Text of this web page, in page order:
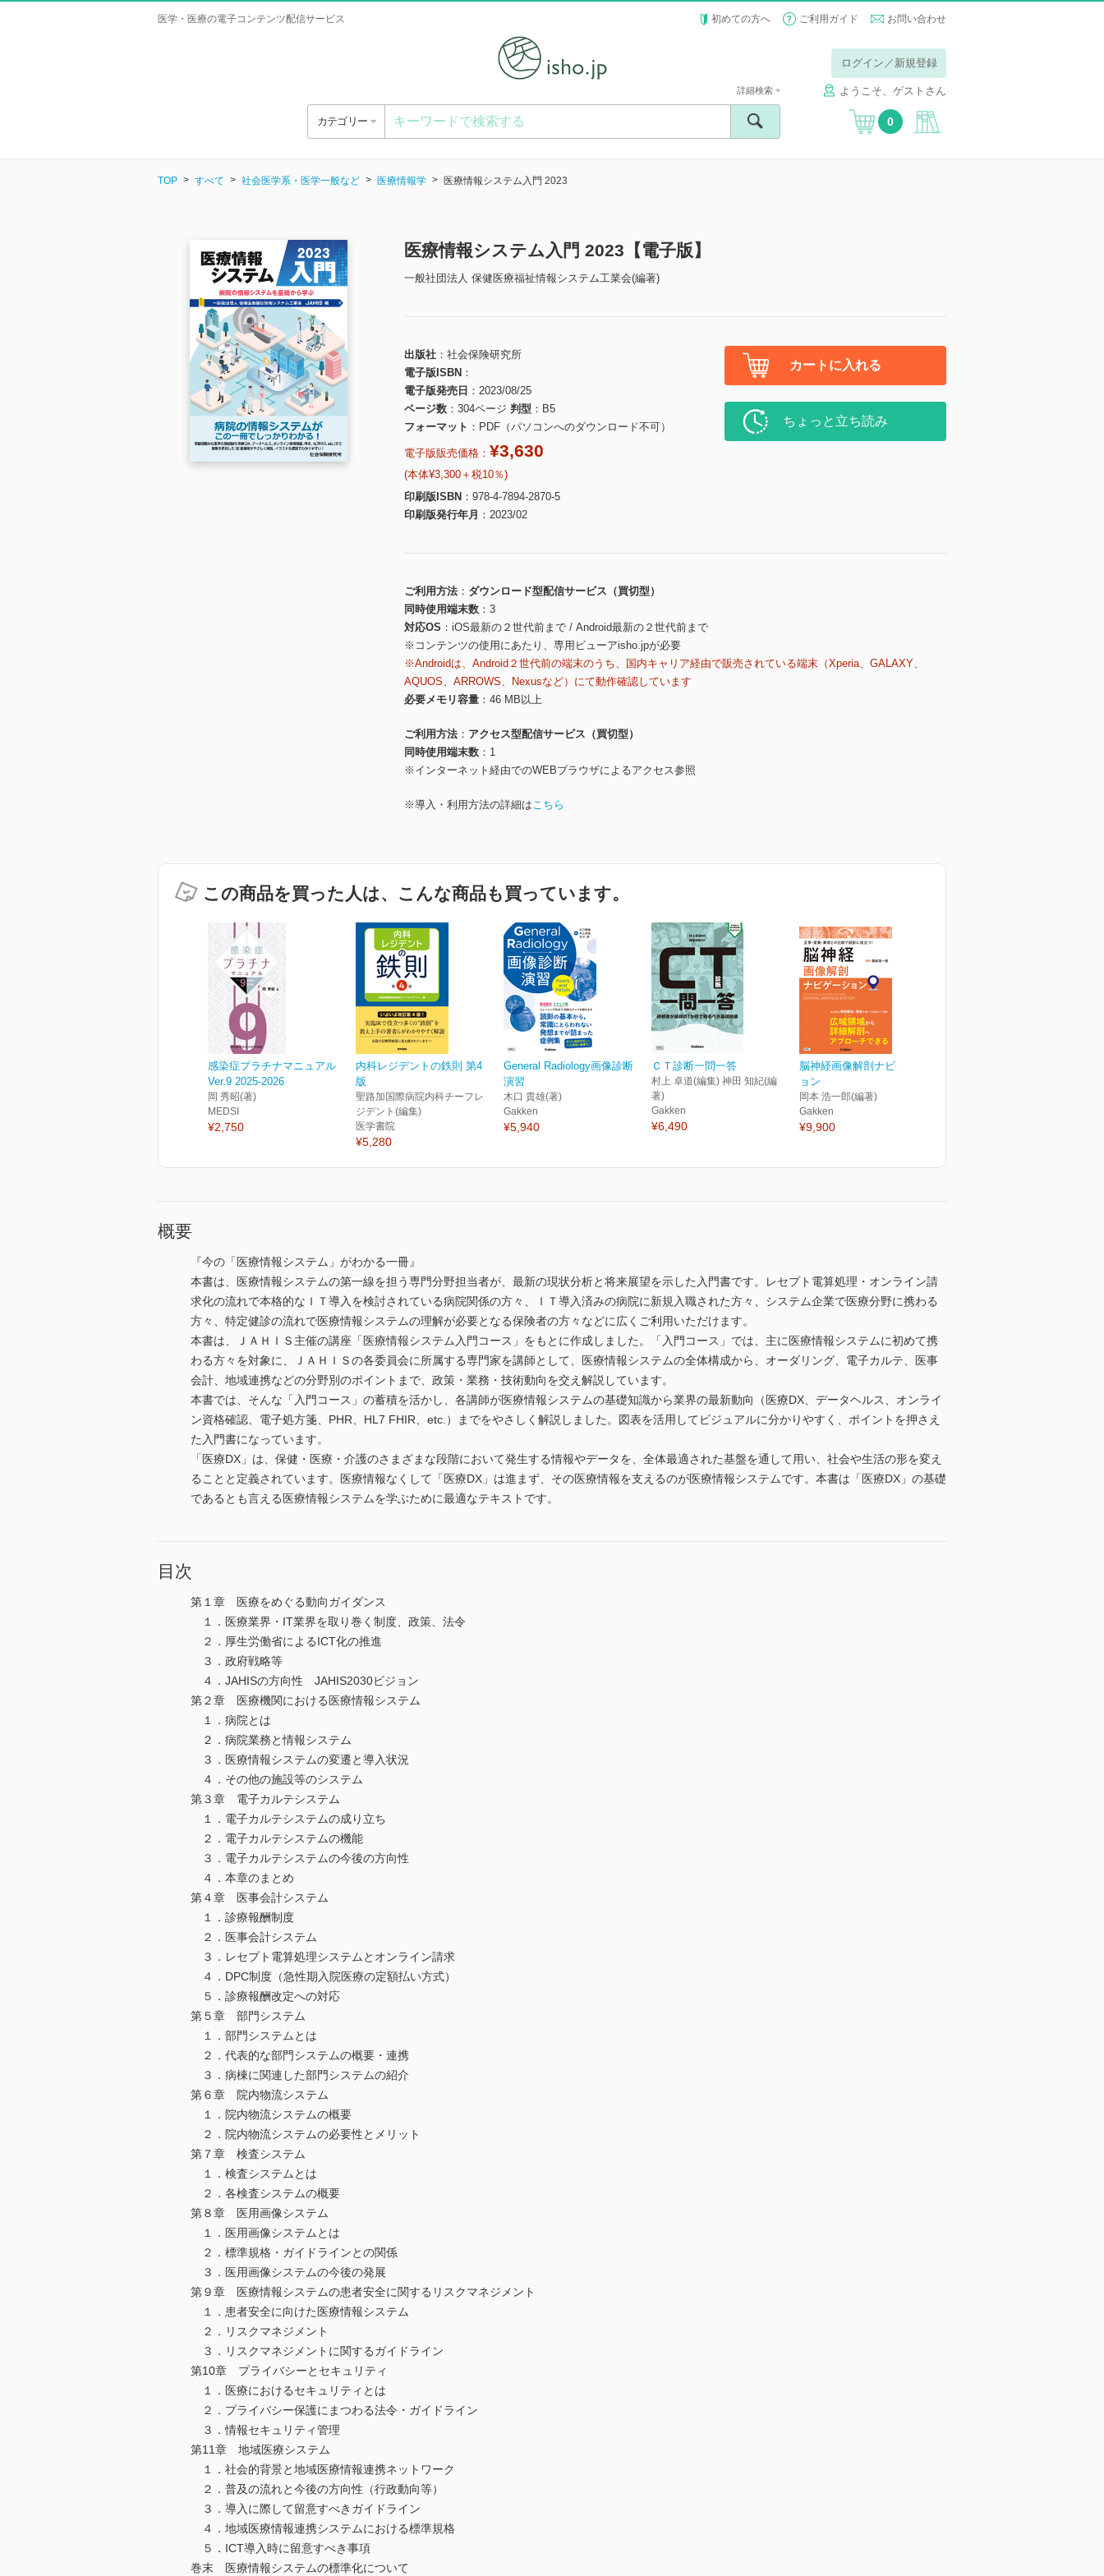
医学・医療の電子コンテンツ配信サービス 初めての方へ ご利用ガイド お問い合わせ
ログイン／新規登録
ようこそ、ゲストさん
カテゴリー
詳細検索
0
TOP すべて 社会医学系・医学一般など 医療情報学 医療情報システム入門 2023
医療情報システム入門 2023【電子版】
一般社団法人 保健医療福祉情報システム工業会(編著)
出版社
社会保険研究所
電子版ISBN
電子版発売日
2023/08/25
ページ数
304ページ 判型
B5
フォーマット
PDF（パソコンへのダウンロード不可）
電子版販売価格： ¥3,630
(本体¥3,300＋税10％)
印刷版ISBN
978-4-7894-2870-5
印刷版発行年月
2023/02
カートに入れる
ちょっと立ち読み
ご利用方法
ダウンロード型配信サービス（買切型）
同時使用端末数
3
対応OS
iOS最新の２世代前まで / Android最新の２世代前まで
※コンテンツの使用にあたり、専用ビューアisho.jpが必要
※Androidは、Android２世代前の端末のうち、国内キャリア経由で販売されている端末（Xperia、GALAXY、
AQUOS、ARROWS、Nexusなど）にて動作確認しています
必要メモリ容量
46 MB以上
ご利用方法
アクセス型配信サービス（買切型）
同時使用端末数
1
※インターネット経由でのWEBブラウザによるアクセス参照
※導入・利用方法の詳細はこちら
この商品を買った人は、こんな商品も買っています。
感染症プラチナマニュアル
Ver.9 2025-2026
岡 秀昭(著)
MEDSI
¥2,750
内科レジデントの鉄則 第4
版
聖路加国際病院内科チーフレ
ジデント(編集)
医学書院
¥5,280
General Radiology画像診断
演習
木口 貴雄(著)
Gakken
¥5,940
ＣＴ診断一問一答
村上 卓道(編集) 神田 知紀(編
著)
Gakken
¥6,490
脳神経画像解剖ナビゲーシ
ョン
岡本 浩一郎(編著)
Gakken
¥9,900
概要
『今の「医療情報システム」がわかる一冊』
本書は、医療情報システムの第一線を担う専門分野担当者が、最新の現状分析と将来展望を示した入門書です。レセプト電算処理・オンライン請
求化の流れで本格的なＩＴ導入を検討されている病院関係の方々、ＩＴ導入済みの病院に新規入職された方々、システム企業で医療分野に携わる
方々、特定健診の流れで医療情報システムの理解が必要となる保険者の方々などに広くご利用いただけます。
本書は、ＪＡＨＩＳ主催の講座「医療情報システム入門コース」をもとに作成しました。「入門コース」では、主に医療情報システムに初めて携
わる方々を対象に、ＪＡＨＩＳの各委員会に所属する専門家を講師として、医療情報システムの全体構成から、オーダリング、電子カルテ、医事
会計、地域連携などの分野別のポイントまで、政策・業務・技術動向を交え解説しています。
本書では、そんな「入門コース」の蓄積を活かし、各講師が医療情報システムの基礎知識から業界の最新動向（医療DX、データヘルス、オンライ
ン資格確認、電子処方箋、PHR、HL7 FHIR、etc.）までをやさしく解説しました。図表を活用してビジュアルに分かりやすく、ポイントを押さえ
た入門書になっています。
「医療DX」は、保健・医療・介護のさまざまな段階において発生する情報やデータを、全体最適された基盤を通して用い、社会や生活の形を変え
ることと定義されています。医療情報なくして「医療DX」は進まず、その医療情報を支えるのが医療情報システムです。本書は「医療DX」の基礎
であるとも言える医療情報システムを学ぶために最適なテキストです。
目次
第１章 医療をめぐる動向ガイダンス
１．医療業界・IT業界を取り巻く制度、政策、法令
２．厚生労働省によるICT化の推進
３．政府戦略等
４．JAHISの方向性 JAHIS2030ビジョン
第２章 医療機関における医療情報システム
１．病院とは
２．病院業務と情報システム
３．医療情報システムの変遷と導入状況
４．その他の施設等のシステム
第３章 電子カルテシステム
１．電子カルテシステムの成り立ち
２．電子カルテシステムの機能
３．電子カルテシステムの今後の方向性
４．本章のまとめ
第４章 医事会計システム
１．診療報酬制度
２．医事会計システム
３．レセプト電算処理システムとオンライン請求
４．DPC制度（急性期入院医療の定額払い方式）
５．診療報酬改定への対応
第５章 部門システム
１．部門システムとは
２．代表的な部門システムの概要・連携
３．病棟に関連した部門システムの紹介
第６章 院内物流システム
１．院内物流システムの概要
２．院内物流システムの必要性とメリット
第７章 検査システム
１．検査システムとは
２．各検査システムの概要
第８章 医用画像システム
１．医用画像システムとは
２．標準規格・ガイドラインとの関係
３．医用画像システムの今後の発展
第９章 医療情報システムの患者安全に関するリスクマネジメント
１．患者安全に向けた医療情報システム
２．リスクマネジメント
３．リスクマネジメントに関するガイドライン
第10章 プライバシーとセキュリティ
１．医療におけるセキュリティとは
２．プライバシー保護にまつわる法令・ガイドライン
３．情報セキュリティ管理
第11章 地域医療システム
１．社会的背景と地域医療情報連携ネットワーク
２．普及の流れと今後の方向性（行政動向等）
３．導入に際して留意すべきガイドライン
４．地域医療情報連携システムにおける標準規格
５．ICT導入時に留意すべき事項
巻末 医療情報システムの標準化について